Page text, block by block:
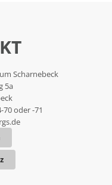
Scharnebeck
5a
70 oder -71